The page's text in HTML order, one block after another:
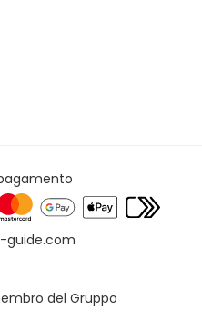
guide.com
del Gruppo